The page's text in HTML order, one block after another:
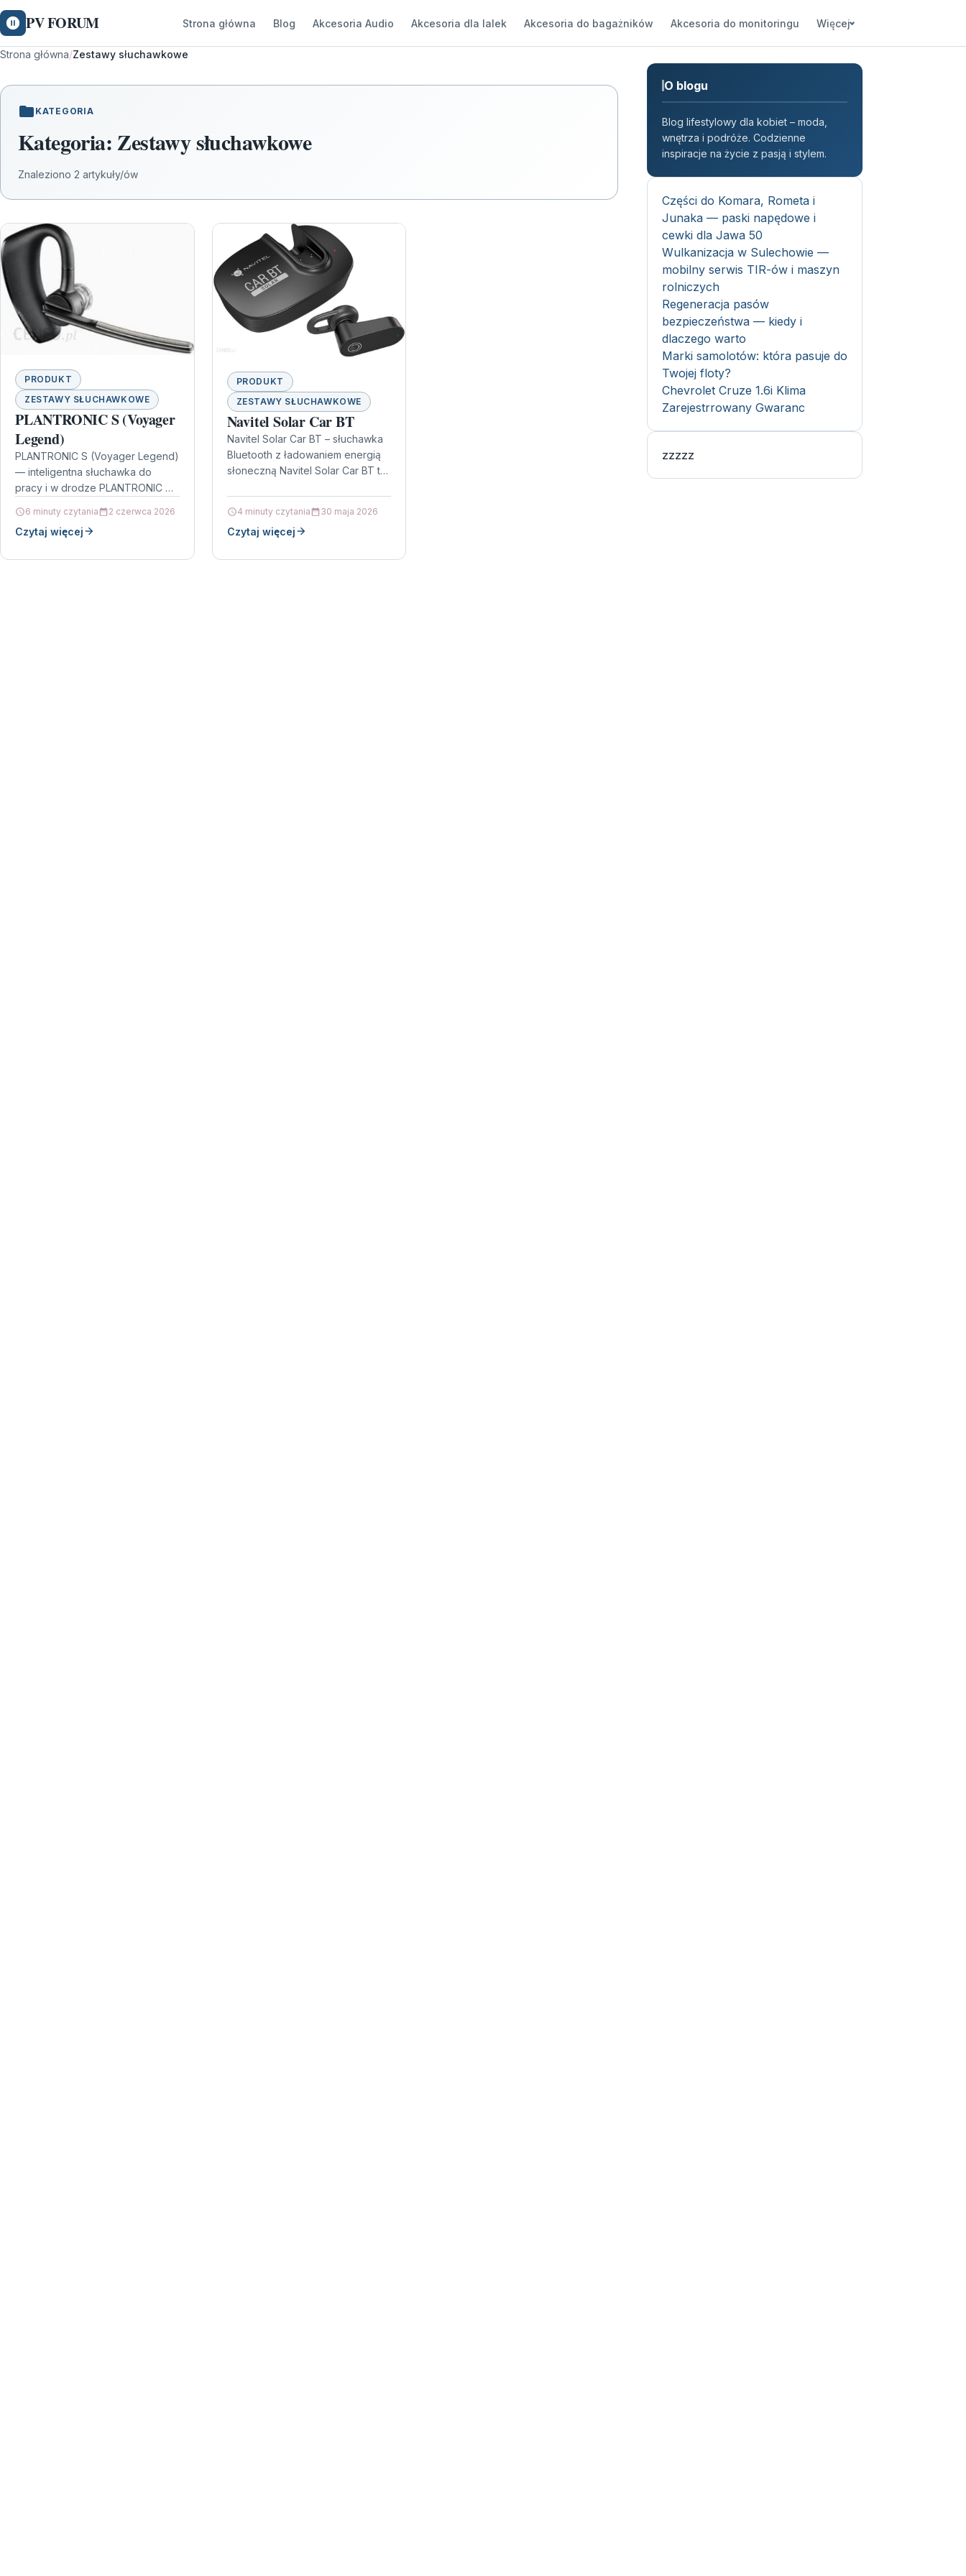
PV FORUM Strona główna Blog Akcesoria Audio Akcesoria dla lalek Akcesoria do bagażników Akcesoria do monitoringu Więcej
Strona główna/Zestawy słuchawkowe
KATEGORIA
Kategoria: Zestawy słuchawkowe
Znaleziono 2 artykuły/ów
PRODUKT
ZESTAWY SŁUCHAWKOWE
PLANTRONIC S (Voyager
Legend)
PLANTRONIC S (Voyager Legend)
— inteligentna słuchawka do
pracy i w drodze PLANTRONIC S
stworzony z myślą o mobilnych
profesjonalistach,…
6 minuty czytania 2 czerwca 2026
Czytaj więcej
PRODUKT
ZESTAWY SŁUCHAWKOWE
Navitel Solar Car BT
Navitel Solar Car BT – słuchawka
Bluetooth z ładowaniem energią
słoneczną Navitel Solar Car BT to
sobie wygodę…
4 minuty czytania 30 maja 2026
Czytaj więcej
O blogu
Blog lifestylowy dla kobiet – moda,
wnętrza i podróże. Codzienne
inspiracje na życie z pasją i stylem.
Części do Komara, Rometa i
Junaka — paski napędowe i
cewki dla Jawa 50
Wulkanizacja w Sulechowie —
mobilny serwis TIR-ów i maszyn
rolniczych
Regeneracja pasów
bezpieczeństwa — kiedy i
dlaczego warto
Marki samolotów: która pasuje do
Twojej floty?
Chevrolet Cruze 1.6i Klima
Zarejestrrowany Gwaranc
zzzzz